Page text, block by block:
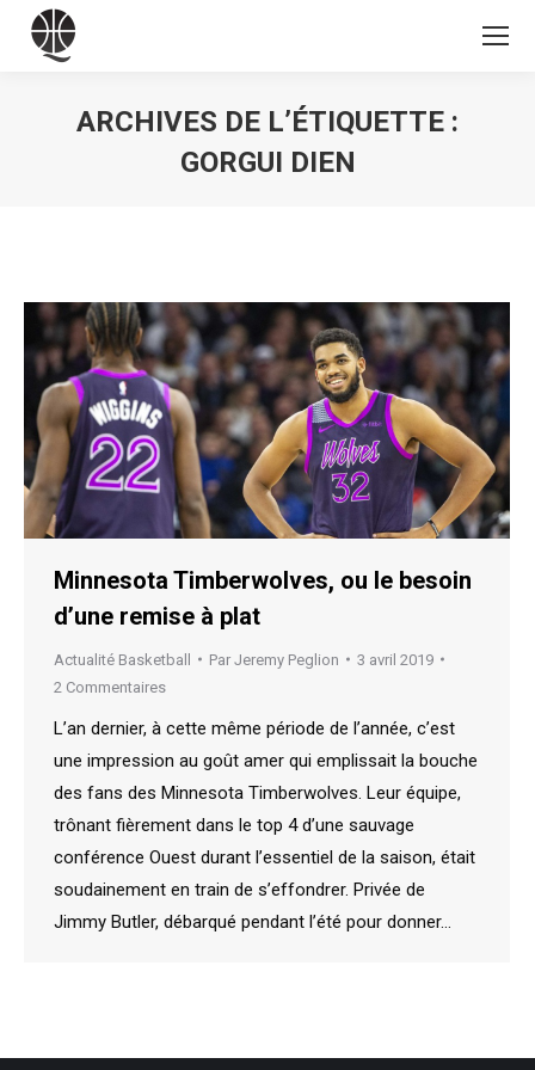
ARCHIVES DE L’ÉTIQUETTE :
GORGUI DIEN
Minnesota Timberwolves, ou le besoin
d’une remise à plat
Actualité Basketball Par Jeremy Peglion
3 avril 2019
2 Commentaires
L’an dernier, à cette même période de l’année, c’est
une impression au goût amer qui emplissait la bouche
des fans des Minnesota Timberwolves. Leur équipe,
trônant fièrement dans le top 4 d’une sauvage
conférence Ouest durant l’essentiel de la saison, était
soudainement en train de s’effondrer. Privée de
Jimmy Butler, débarqué pendant l’été pour donner…